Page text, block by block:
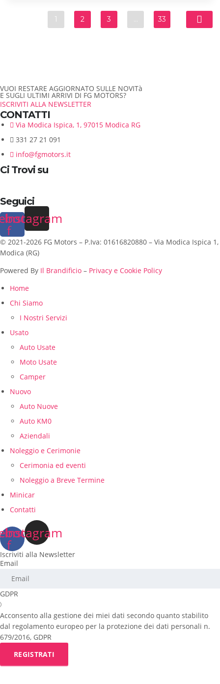
1 2 3 33
VUOI RESTARE AGGIORNATO SULLE NOVITà
E SUGLI ULTIMI ARRIVI DI FG MOTORS?
ISCRIVITI ALLA NEWSLETTER
CONTATTI
Via Modica Ispica, 1, 97015 Modica RG
331 27 21 091
info@fgmotors.it
Ci Trovi su
Seguici
f
Instagram
© 2021-2026 FG Motors – P.Iva: 01616820880 – Via Modica Ispica 1,
Modica (RG)
Powered By Il Brandificio – Privacy e Cookie Policy
Home
Chi Siamo
I Nostri Servizi
Usato
Auto Usate
Moto Usate
Camper
Nuovo
Auto Nuove
Auto KM0
Aziendali
Noleggio e Cerimonie
Cerimonia ed eventi
Noleggio a Breve Termine
Minicar
Contatti
f
Instagram
Iscriviti alla Newsletter
Email
GDPR
Acconsento alla gestione dei miei dati secondo quanto stabilito
dal regolamento europeo per la protezione dei dati personali n.
679/2016, GDPR
REGISTRATI